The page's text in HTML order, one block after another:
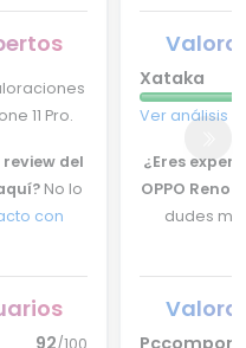
11 Pro.
del
No lo
con
92/100
Xataka
Ver análisis
¿Eres
OPPO
dudes